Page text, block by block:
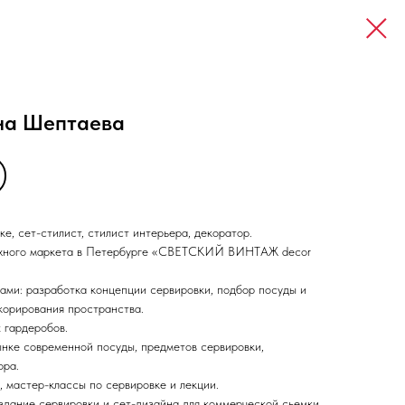
Шептаева
сет-стилист, стилист интерьера, декоратор.
маркета в Петербурге «СВЕТСКИЙ ВИНТАЖ decor
разработка концепции сервировки, подбор посуды и
пространства.
современной посуды, предметов сервировки,
классы по сервировке и лекции.